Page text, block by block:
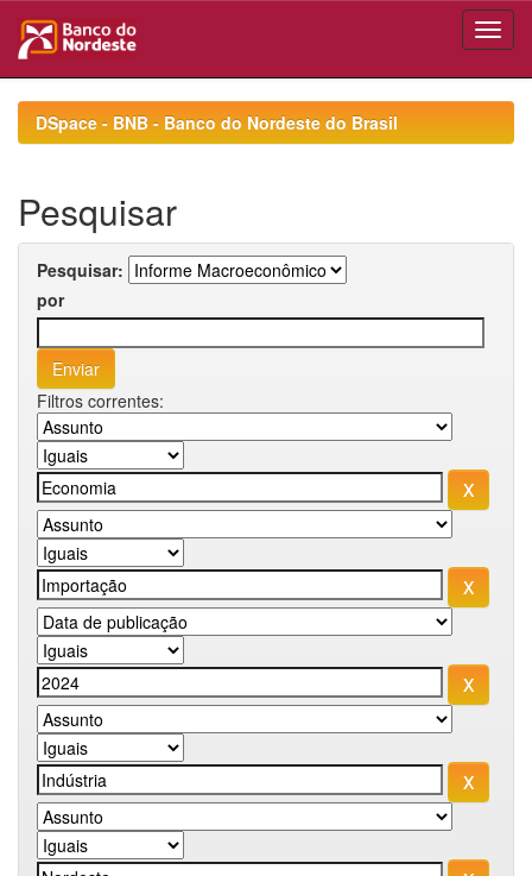
navigationDSpace - BNB - Banco do Nordeste do Brasil
Pesquisar
Pesquisar:
por
Filtros correntes: